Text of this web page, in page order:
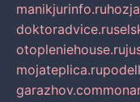
manikjurinfo.ru
doktoradvice.ru
otopleniehouse.ru
mojateplica.ru
garazhov.com